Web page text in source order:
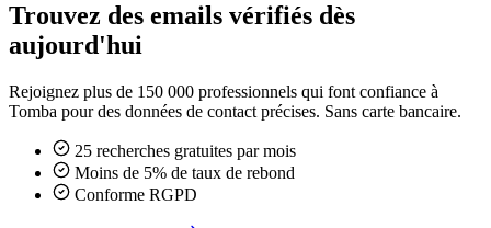
Trouvez des emails vérifiés dès
aujourd'hui
Rejoignez plus de 150 000 professionnels qui font confiance à
Tomba pour des données de contact précises. Sans carte bancaire.
25 recherches gratuites par mois
Moins de 5% de taux de rebond
Conforme RGPD